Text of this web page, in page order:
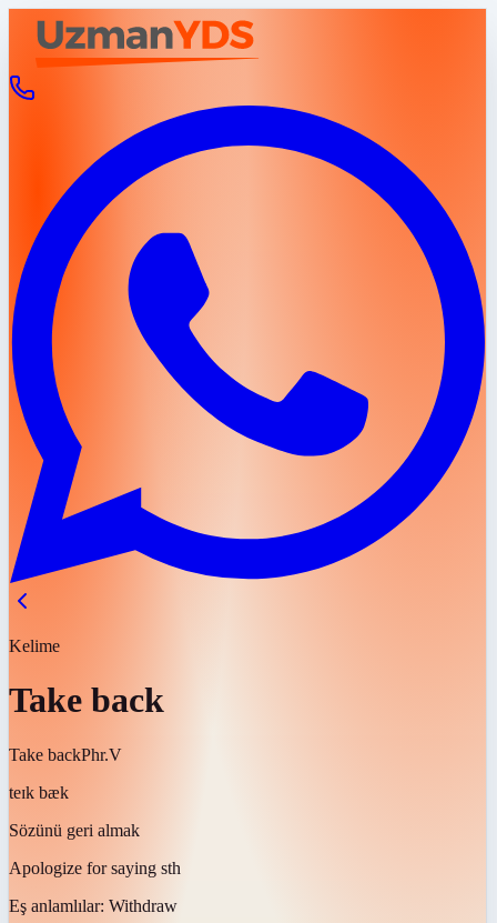
Kelime
Take back
Take backPhr.V
teɪk bæk
Sözünü geri almak
Apologize for saying sth
Eş anlamlılar: Withdraw